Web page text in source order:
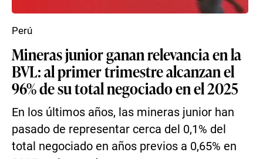
Mineras junior ganan relevancia en la
BVL: al primer trimestre alcanzan el
96% de su total negociado en el 2025
En los últimos años, las mineras junior han
pasado de representar cerca del 0,1% del
total negociado en años previos a 0,65% en
Perú